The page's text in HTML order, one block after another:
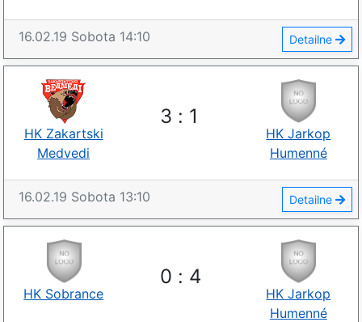
16.02.19 Sobota 14:10 Detailne
3 : 1
HK Zakartskі
Medvedi
HK Jarkop
Humenné
16.02.19 Sobota 13:10 Detailne
0 : 4
HK Sobrance
HK Jarkop
Humenné